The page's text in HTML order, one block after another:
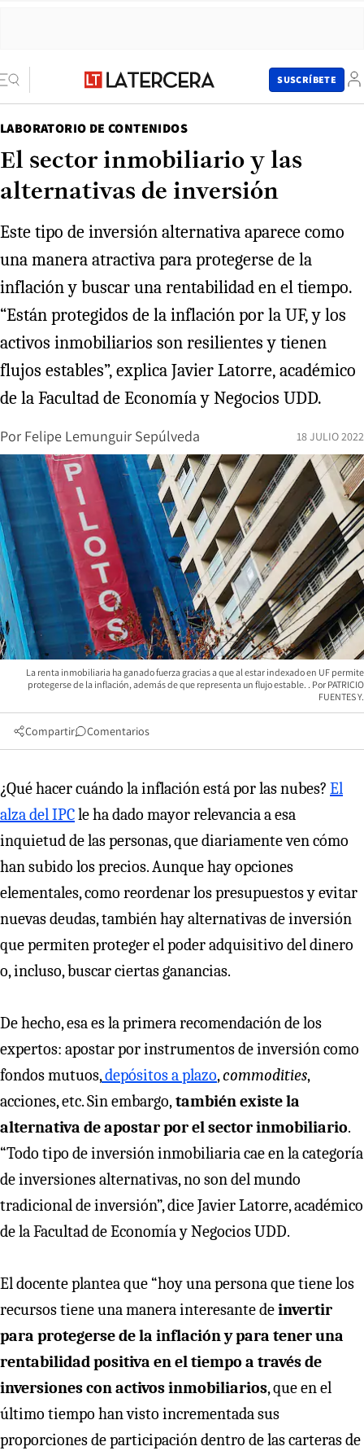
SUSCRÍBETE
LABORATORIO DE CONTENIDOS
El sector inmobiliario y las
alternativas de inversión
Este tipo de inversión alternativa aparece como
una manera atractiva para protegerse de la
inflación y buscar una rentabilidad en el tiempo.
“Están protegidos de la inflación por la UF, y los
activos inmobiliarios son resilientes y tienen
flujos estables”, explica Javier Latorre, académico
de la Facultad de Economía y Negocios UDD.
Por Felipe Lemunguir Sepúlveda 18 JULIO 2022
La renta inmobiliaria ha ganado fuerza gracias a que al estar indexado en UF permite
protegerse de la inflación, además de que representa un flujo estable.
PATRICIO
FUENTES Y.
Compartir Comentarios
¿Qué hacer cuándo la inflación está por las nubes? El
alza del IPCle ha dado mayor relevancia a esa
inquietud de las personas, que diariamente ven cómo
han subido los precios. Aunque hay opciones
elementales, como reordenar los presupuestos y evitar
nuevas deudas, también hay alternativas de inversión
que permiten proteger el poder adquisitivo del dinero
o, incluso, buscar ciertas ganancias.
De hecho, esa es la primera recomendación de los
expertos: apostar por instrumentos de inversión como
fondos mutuos,depósitos a plazo,commodities,
acciones, etc. Sin embargo,también existe la
alternativa de apostar por el sector inmobiliario.
“Todo tipo de inversión inmobiliaria cae en la categoría
de inversiones alternativas, no son del mundo
tradicional de inversión”, dice Javier Latorre, académico
de la Facultad de Economía y Negocios UDD.
El docente plantea que “hoy una persona que tiene los
recursos tiene una manera interesante deinvertir
para protegerse de la inflación y para tener una
rentabilidad positiva en el tiempo a través de
inversiones con activos inmobiliarios, que en el
último tiempo han visto incrementada sus
proporciones de participación dentro de las carteras de